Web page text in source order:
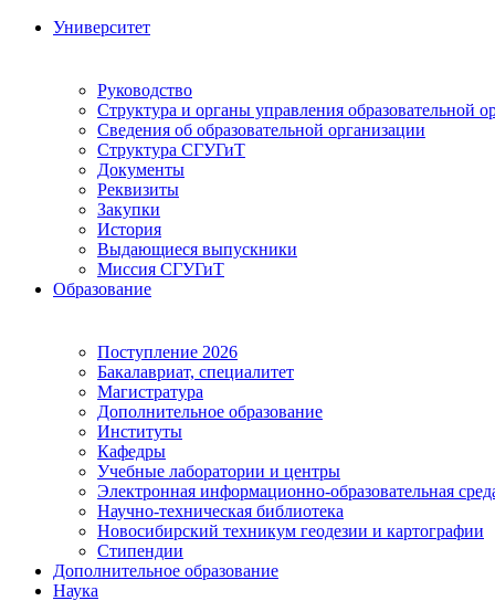
Университет
Руководство
Структура и органы управления образовательной
Сведения об образовательной организации
Структура СГУГиТ
Документы
Реквизиты
Закупки
История
Выдающиеся выпускники
Миссия СГУГиТ
Образование
Поступление 2026
Бакалавриат, специалитет
Магистратура
Дополнительное образование
Институты
Кафедры
Учебные лаборатории и центры
Электронная информационно-образовательная
Научно-техническая библиотека
Новосибирский техникум геодезии и картографии
Стипендии
Дополнительное образование
Наука